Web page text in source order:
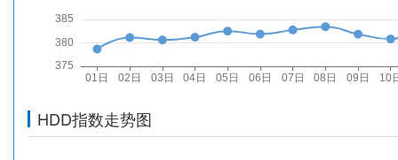
HDD指数走势图